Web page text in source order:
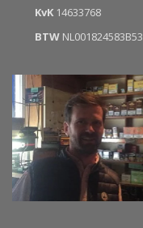
KvK 14633768
BTW NL001824583B53